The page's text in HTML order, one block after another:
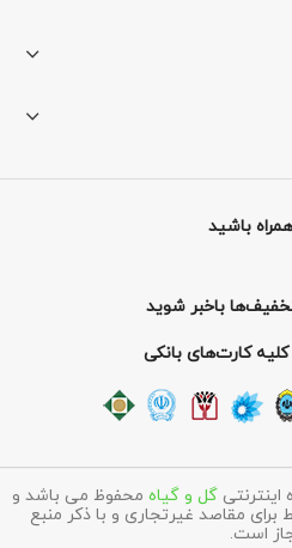
باشید
باخبر شوید
کارت‌های بانکی
گل و گیاه محفوظ می باشد و
مقاصد غیرتجاری و با ذکر منبع
است.